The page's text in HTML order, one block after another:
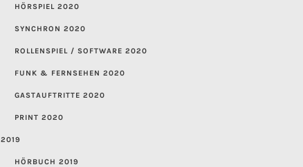
HÖRSPIEL 2020
SYNCHRON 2020
ROLLENSPIEL / SOFTWARE 2020
FUNK & FERNSEHEN 2020
GASTAUFTRITTE 2020
PRINT 2020
2019
HÖRBUCH 2019